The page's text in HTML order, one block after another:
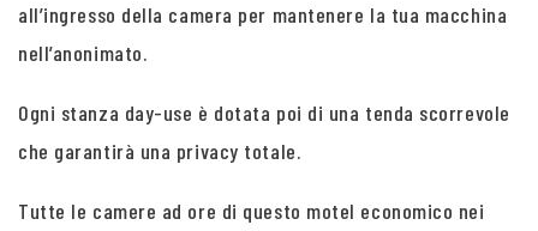
all’ingresso della camera per mantenere la tua macchina
nell’anonimato.
Ogni stanza day-use è dotata poi di una tenda scorrevole
che garantirà una privacy totale.
Tutte le camere ad ore di questo motel economico nei